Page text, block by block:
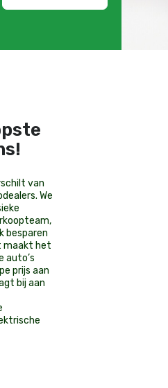
van
We
besparen
maakt het
auto’s
prijs aan
bij aan